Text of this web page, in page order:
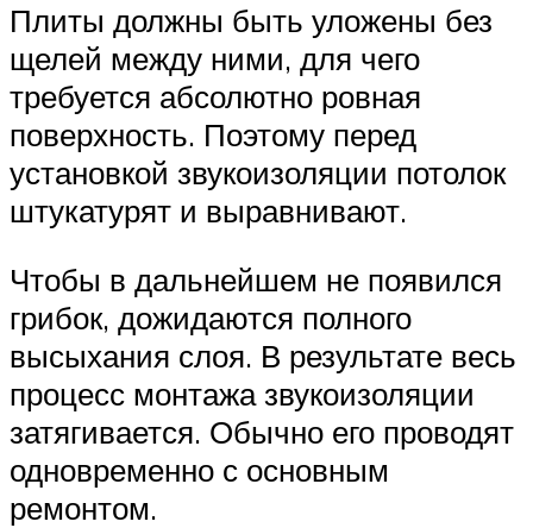
Плиты должны быть уложены без
щелей между ними, для чего
требуется абсолютно ровная
поверхность. Поэтому перед
установкой звукоизоляции потолок
штукатурят и выравнивают.
Чтобы в дальнейшем не появился
грибок, дожидаются полного
высыхания слоя. В результате весь
процесс монтажа звукоизоляции
затягивается. Обычно его проводят
одновременно с основным
ремонтом.